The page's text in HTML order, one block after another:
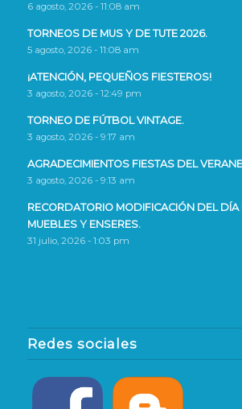
6 agosto, 2026 - 11:08 am
TORNEOS DE MUS Y DE TUTE 2026.
5 agosto, 2026 - 11:08 am
¡ATENCIÓN, PEQUEÑOS FIESTEROS!
3 agosto, 2026 - 12:49 pm
TORNEO DE FÚTBOL VINTAGE.
3 agosto, 2026 - 9:17 am
AGRADECIMIENTOS FIESTAS DEL
3 agosto, 2026 - 9:13 am
RECORDATORIO MODIFICACIÓN DEL
MUEBLES Y ENSERES.
31 julio, 2026 - 1:03 pm
Redes sociales